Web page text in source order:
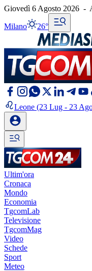
Giovedì 6 Agosto 2026 -
Milano 26°
Leone (23 Lug - 23
Ultim'ora
Cronaca
Mondo
Economia
TgcomLab
Televisione
TgcomMag
Video
Schede
Sport
Meteo